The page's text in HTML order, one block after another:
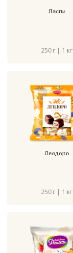
Ласпи
250 г | 1 кг
Леодоро
250 г | 1 кг